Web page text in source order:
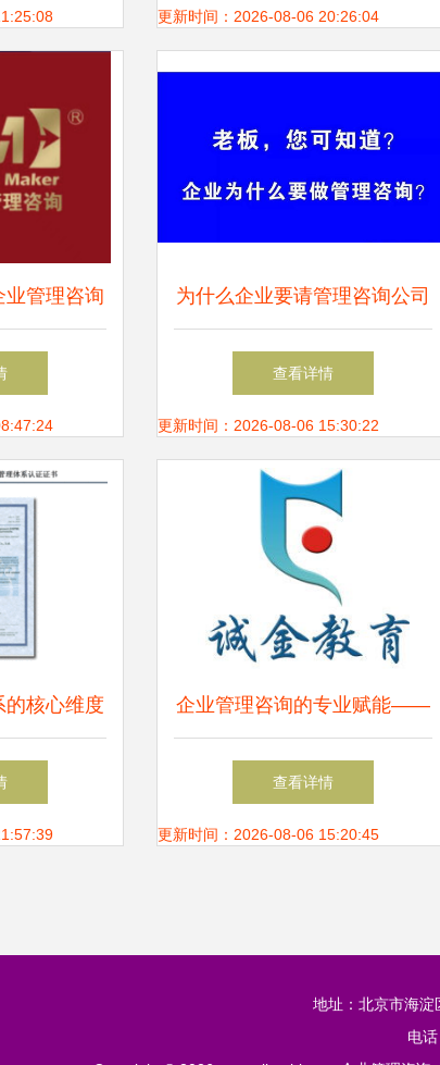
项目投
更新时间：2026-08-06 20:26:04
业管理咨询
卓越发展
为什么企业要请管理咨询公司
查看详情
更新时间：2026-08-06 15:30:22
的核心维度
结合路径
企业管理咨询的专业赋能——
杭州中旭亿建企业管理的服务
实践
查看详情
更新时间：2026-08-06 15:20:45
地址：北京市海
电